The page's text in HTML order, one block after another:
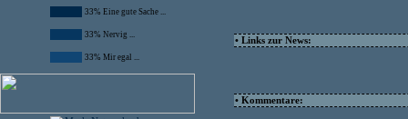
33% Eine gute Sache ...
33% Nervig ...
33% Mir egal ...
• Links zur News:
• Kommentare: